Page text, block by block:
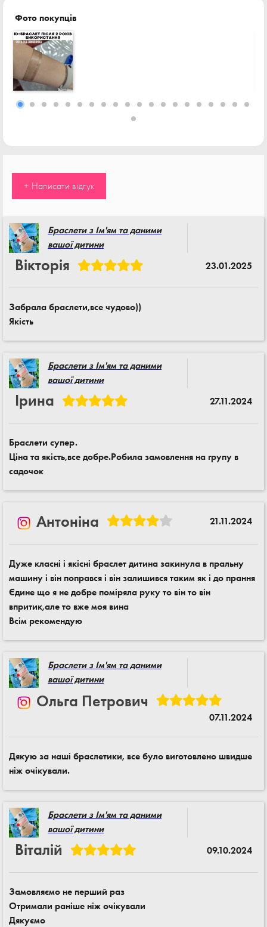
Фото покупців
+ Написати відгук
Браслети з Ім'ям та даними
вашої дитини
Вікторія 23.01.2025
Забрала браслети,все чудово))
Якість
Браслети з Ім'ям та даними
вашої дитини
Ірина 27.11.2024
Браслети супер.
Ціна та якість,все добре.Робила замовлення на групу в
садочок
Антоніна 21.11.2024
Дуже класні і якісні браслет дитина закинула в пральну
машину і він поправся і він залишився таким як і до прання
Єдине що я не добре поміряла руку то він то він
впритик,але то вже моя вина
Всім рекомендую
Браслети з Ім'ям та даними
вашої дитини
Ольга Петрович
07.11.2024
Дякую за наші браслетики, все було виготовлено швидше
ніж очікували.
Браслети з Ім'ям та даними
вашої дитини
Віталій 09.10.2024
Замовляємо не перший раз
Отримали раніше ніж очікували
Дякуємо